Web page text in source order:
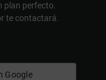
plan perfecto.
te contactará.
Google